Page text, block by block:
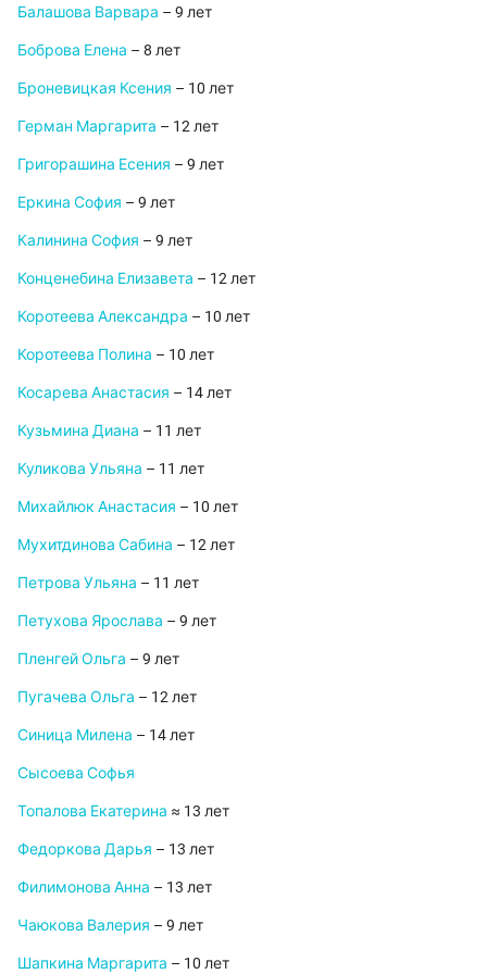
Балашова Варвара – 9 лет
Боброва Елена – 8 лет
Броневицкая Ксения – 10 лет
Герман Маргарита – 12 лет
Григорашина Есения – 9 лет
Еркина София – 9 лет
Калинина София – 9 лет
Конценебина Елизавета – 12 лет
Коротеева Александра – 10 лет
Коротеева Полина – 10 лет
Косарева Анастасия – 14 лет
Кузьмина Диана – 11 лет
Куликова Ульяна – 11 лет
Михайлюк Анастасия – 10 лет
Мухитдинова Сабина – 12 лет
Петрова Ульяна – 11 лет
Петухова Ярослава – 9 лет
Пленгей Ольга – 9 лет
Пугачева Ольга – 12 лет
Синица Милена – 14 лет
Сысоева Софья
Топалова Екатерина ≈ 13 лет
Федоркова Дарья – 13 лет
Филимонова Анна – 13 лет
Чаюкова Валерия – 9 лет
Шапкина Маргарита – 10 лет